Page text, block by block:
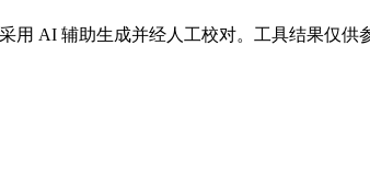
用 AI 辅助生成并经人工校对。工具结果仅供